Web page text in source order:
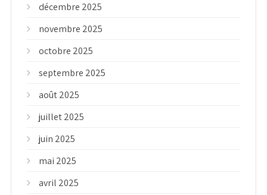
décembre 2025
novembre 2025
octobre 2025
septembre 2025
août 2025
juillet 2025
juin 2025
mai 2025
avril 2025